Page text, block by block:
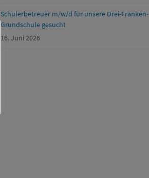
Schülerbetreuer m/w/d für unsere Drei-Franken-
Grundschule gesucht
16. Juni 2026